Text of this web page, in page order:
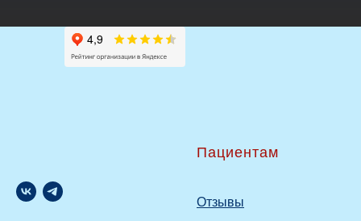
Пациентам
Отзывы